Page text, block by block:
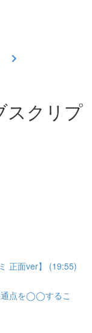
スクリプ
正面ver】 (19:55)
通点を◯◯するこ